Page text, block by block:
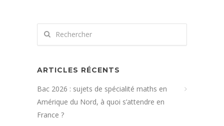
ARTICLES RÉCENTS
Bac 2026 : sujets de spécialité maths en
Amérique du Nord, à quoi s’attendre en
France ?